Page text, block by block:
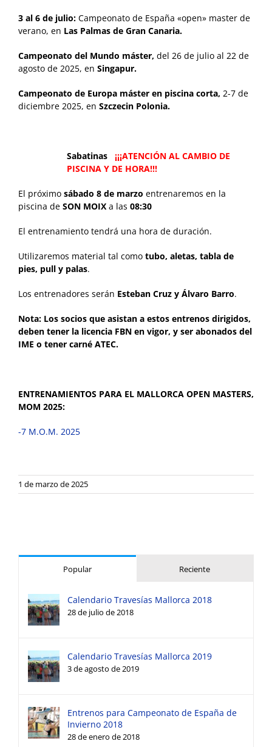
3 al 6 de julio: Campeonato de España «open» master de
verano, en Las Palmas de Gran Canaria.
Campeonato del Mundo máster, del 26 de julio al 22 de
agosto de 2025, en Singapur.
Campeonato de Europa máster en piscina corta, 2-7 de
diciembre 2025, en Szczecin Polonia.
Sabatinas
¡¡¡ATENCIÓN AL CAMBIO DE
PISCINA Y DE HORA!!!
El próximo sábado 8 de marzo entrenaremos en la
piscina de SON MOIX a las 08:30
El entrenamiento tendrá una hora de duración.
Utilizaremos material tal como tubo, aletas, tabla de
pies, pull y palas.
Los entrenadores serán Esteban Cruz y Álvaro Barro.
Nota: Los socios que asistan a estos entrenos dirigidos,
deben tener la licencia FBN en vigor, y ser abonados del
IME o tener carné ATEC.
ENTRENAMIENTOS PARA EL MALLORCA OPEN MASTERS,
MOM 2025:
-7 M.O.M. 2025
1 de marzo de 2025
Popular Reciente
Calendario Travesías Mallorca 2018
28 de julio de 2018
Calendario Travesías Mallorca 2019
3 de agosto de 2019
Entrenos para Campeonato de España de
Invierno 2018
28 de enero de 2018